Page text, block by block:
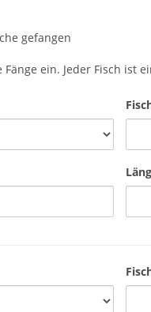
gefangen
ein. Jeder Fisch ist